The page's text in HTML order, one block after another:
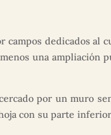
dedicados al
una ampliación
por un muro
con su parte